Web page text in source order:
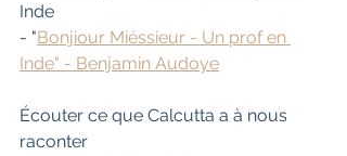
Inde
- "Bonjiour Miéssieur - Un prof en
Inde" - Benjamin Audoye
Écouter ce que Calcutta a à nous
raconter